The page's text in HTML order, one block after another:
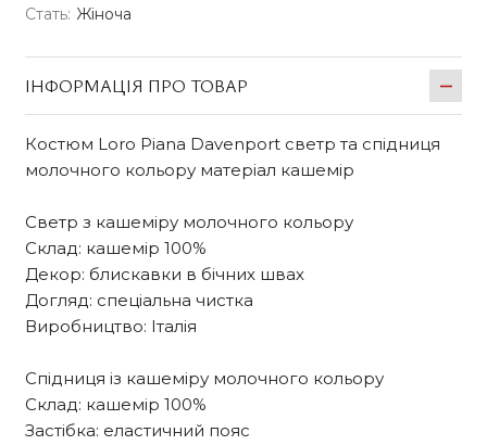
Стать: Жіноча
ІНФОРМАЦІЯ ПРО ТОВАР
Костюм Loro Piana Davenport светр та спідниця
молочного кольору матеріал кашемір
Светр з кашеміру молочного кольору
Склад: кашемір 100%
Декор: блискавки в бічних швах
Догляд: спеціальна чистка
Виробництво: Італія
Спідниця із кашеміру молочного кольору
Склад: кашемір 100%
Застібка: еластичний пояс